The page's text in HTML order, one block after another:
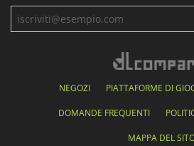
NEGOZI PIATTAFORME DI
DOMANDE FREQUENTI
MAPPA DEL